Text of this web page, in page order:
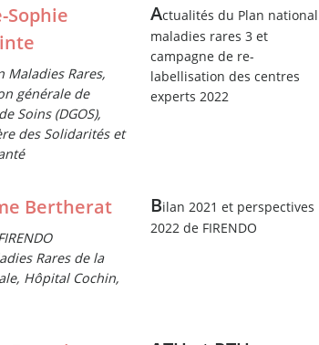
Sophie
Maladies Rares,
générale de
Soins (DGOS),
des Solidarités et
Actualités du Plan national
maladies rares 3 et
campagne de re-
labellisation des centres
experts 2022
Bertherat
Rares de la
Hôpital Cochin,
Bilan 2021 et perspectives
2022 de FIRENDO